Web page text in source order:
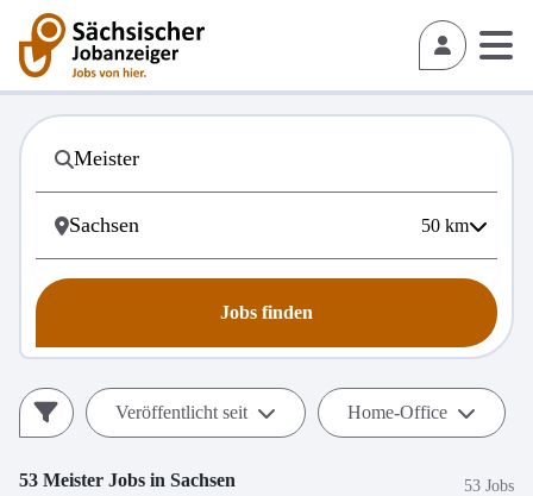
50 km
Jobs finden
Veröffentlicht seit Home-Office
53 Meister Jobs in Sachsen 53 Jobs